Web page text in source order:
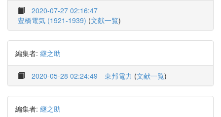
2020-07-27 02:16:47
豊橋電気 (1921-1939) (文献一覧)
編集者: 継之助
2020-05-28 02:24:49 東邦電力 (文献一覧)
編集者: 継之助